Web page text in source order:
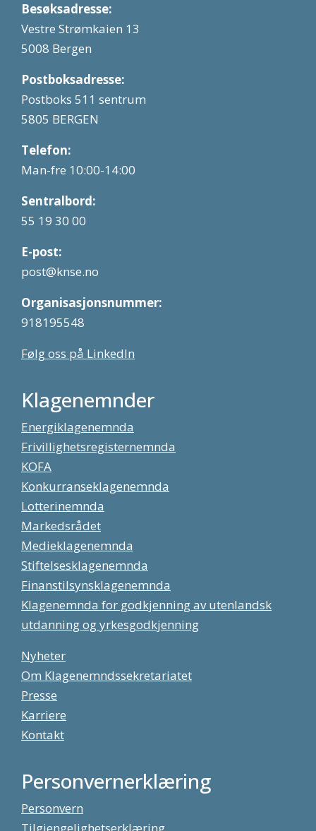
Besøksadresse:
Vestre Strømkaien 13
5008 Bergen
Postboksadresse:
Postboks 511 sentrum
5805 BERGEN
Telefon:
Man-fre 10:00-14:00
Sentralbord:
55 19 30 00
E-post:
post@knse.no
Organisasjonsnummer:
918195548
Følg oss på LinkedIn
Klagenemnder
Energiklagenemnda
Frivillighetsregisternemnda
KOFA
Konkurranseklagenemnda
Lotterinemnda
Markedsrådet
Medieklagenemnda
Stiftelsesklagenemnda
Finanstilsynsklagenemnda
Klagenemnda for godkjenning av utenlandsk
utdanning og yrkesgodkjenning
Nyheter
Om Klagenemndssekretariatet
Presse
Karriere
Kontakt
Personvernerklæring
Personvern